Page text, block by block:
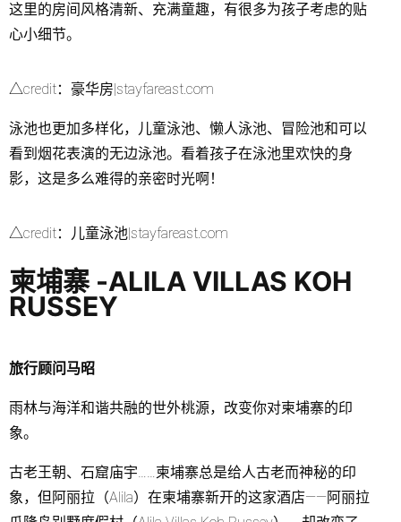
这里的房间风格清新、充满童趣，有很多为孩子考虑的贴
心小细节。
△credit：豪华房|stayfareast.com
泳池也更加多样化，儿童泳池、懒人泳池、冒险池和可以
看到烟花表演的无边泳池。看着孩子在泳池里欢快的身
影，这是多么难得的亲密时光啊！
△credit：儿童泳池|stayfareast.com
柬埔寨 -ALILA VILLAS KOH
RUSSEY
旅行顾问马昭
雨林与海洋和谐共融的世外桃源，改变你对柬埔寨的印
象。
古老王朝、石窟庙宇……柬埔寨总是给人古老而神秘的印
象，但阿丽拉（Alila）在柬埔寨新开的这家酒店——阿丽拉